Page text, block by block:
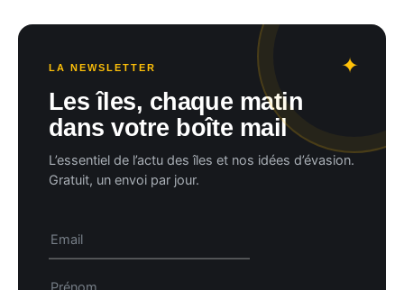
LA NEWSLETTER
Les îles, chaque matin
dans votre boîte mail
L’essentiel de l’actu des îles et nos idées d’évasion.
Gratuit, un envoi par jour.